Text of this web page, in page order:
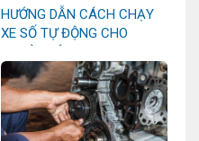
HƯỚNG DẪN CÁCH CHẠY
XE SỐ TỰ ĐỘNG CHO